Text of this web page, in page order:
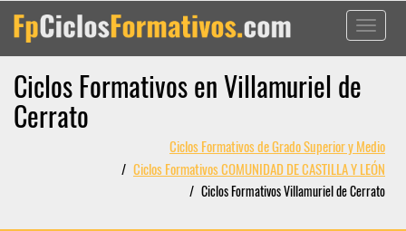
Toggle
Ciclos Formativos en Villamuriel de
Cerrato
Ciclos Formativos de Grado Superior y Medio
Ciclos Formativos COMUNIDAD DE CASTILLA Y LEÓN
Ciclos Formativos Villamuriel de Cerrato